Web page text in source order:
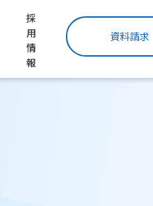
採
用
情
報
資料請求